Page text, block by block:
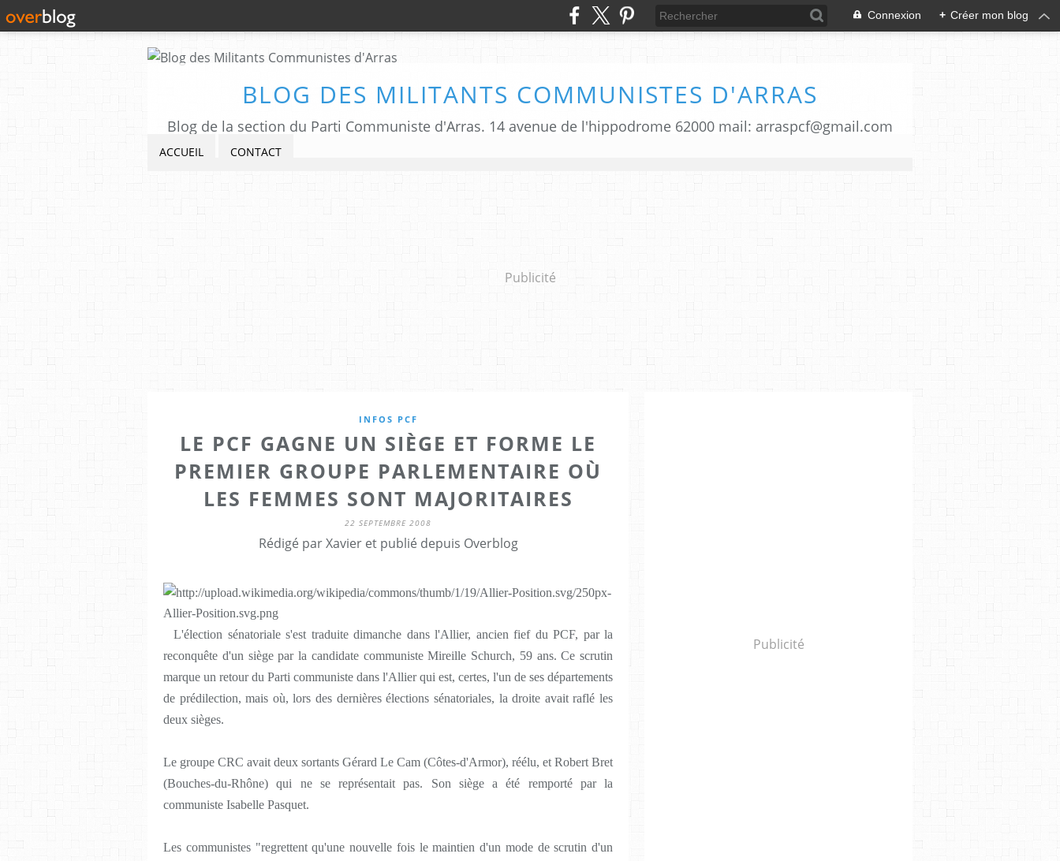
Connexion + Créer mon blog
BLOG DES MILITANTS COMMUNISTES D'ARRAS
Blog de la section du Parti Communiste d'Arras. 14 avenue de l'hippodrome 62000 mail: arraspcf@gmail.com
ACCUEIL CONTACT
Publicité
INFOS PCF
LE PCF GAGNE UN SIÈGE ET FORME LE
PREMIER GROUPE PARLEMENTAIRE OÙ
LES FEMMES SONT MAJORITAIRES
22 SEPTEMBRE 2008
Rédigé par Xavier et publié depuis Overblog
L'élection sénatoriale s'est traduite dimanche dans l'Allier, ancien fief du PCF, par la
reconquête d'un siège par la candidate communiste Mireille Schurch, 59 ans. Ce scrutin
marque un retour du Parti communiste dans l'Allier qui est, certes, l'un de ses départements
de prédilection, mais où, lors des dernières élections sénatoriales, la droite avait raflé les
deux sièges.
Le groupe CRC avait deux sortants Gérard Le Cam (Côtes-d'Armor), réélu, et Robert Bret
(Bouches-du-Rhône) qui ne se représentait pas. Son siège a été remporté par la
communiste Isabelle Pasquet.
Les communistes "regrettent qu'une nouvelle fois le maintien d'un mode de scrutin d'un
Publicité